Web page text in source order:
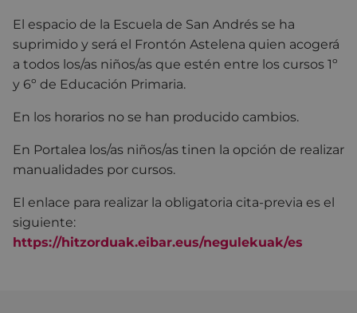
El espacio de la Escuela de San Andrés se ha
suprimido y será el Frontón Astelena quien acogerá
a todos los/as niños/as que estén entre los cursos 1º
y 6º de Educación Primaria.
En los horarios no se han producido cambios.
En Portalea los/as niños/as tinen la opción de realizar
manualidades por cursos.
El enlace para realizar la obligatoria cita-previa es el
siguiente:
https://hitzorduak.eibar.eus/negulekuak/es